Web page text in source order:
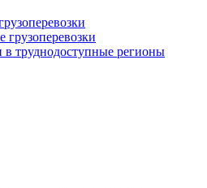
в труднодоступные регионы